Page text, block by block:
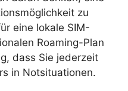
zu
eine lokale SIM-
Roaming-Plan
dass Sie jederzeit
in Notsituationen.